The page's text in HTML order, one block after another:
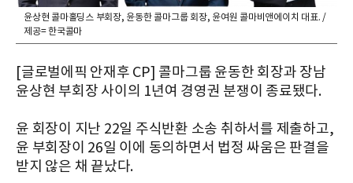
윤상현 콜마홀딩스 부회장, 윤동한 콜마그룹 회장, 윤여원 콜마비앤에이치 대표. /
제공= 한국콜마
[글로벌에픽 안재후 CP] 콜마그룹 윤동한 회장과 장남
윤상현 부회장 사이의 1년여 경영권 분쟁이 종료됐다.
윤 회장이 지난 22일 주식반환 소송 취하서를 제출하고,
윤 부회장이 26일 이에 동의하면서 법정 싸움은 판결을
받지 않은 채 끝났다.